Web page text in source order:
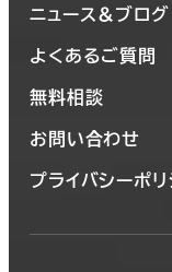
ニュース＆ブログ
よくあるご質問
無料相談
お問い合わせ
プライバシーポ